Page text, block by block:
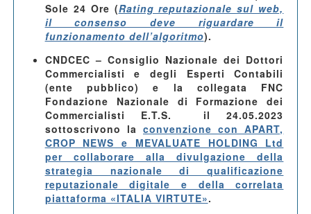
Sole 24 Ore (Rating reputazionale sul web,
il consenso deve riguardare il
funzionamento dell’algoritmo).
CNDCEC – Consiglio Nazionale dei Dottori
Commercialisti e degli Esperti Contabili
(ente pubblico) e la collegata FNC
Fondazione Nazionale di Formazione dei
Commercialisti E.T.S. il24.05.2023
sottoscrivono la convenzione con APART,
CROP NEWS e MEVALUATE HOLDING Ltd
per collaborare alla divulgazione della
strategia nazionale di qualificazione
reputazionale digitale e della correlata
piattaforma «ITALIA VIRTUTE».